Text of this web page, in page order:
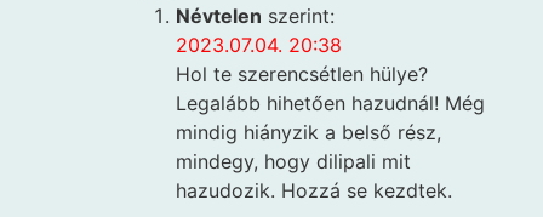
Névtelen szerint:
2023.07.04. 20:38
Hol te szerencsétlen hülye?
Legalább hihetően hazudnál! Még
mindig hiányzik a belső rész,
mindegy, hogy dilipali mit
hazudozik. Hozzá se kezdtek.